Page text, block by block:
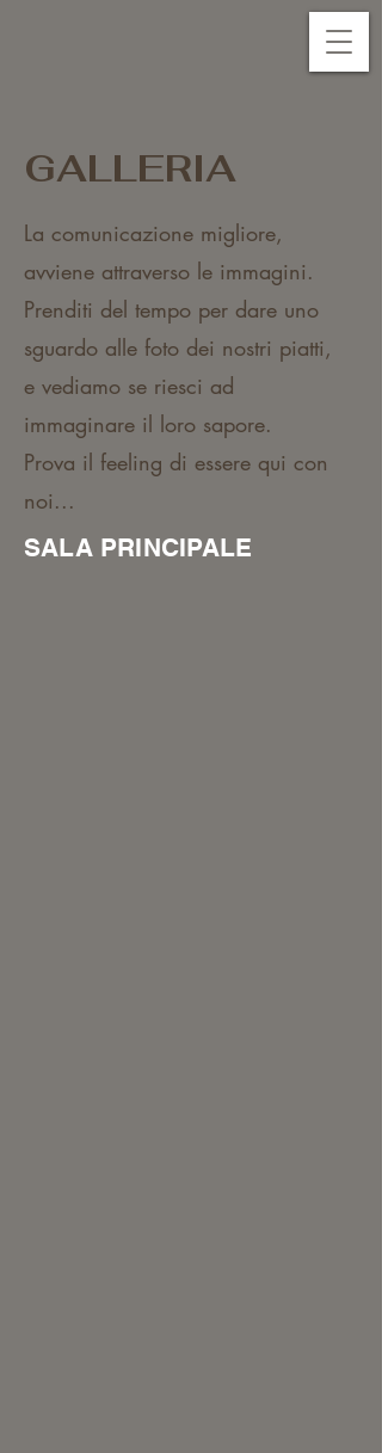
GALLERIA
La comunicazione migliore,
avviene attraverso le immagini.
Prenditi del tempo per dare uno
sguardo alle foto dei nostri piatti,
e vediamo se riesci ad
immaginare il loro sapore.
Prova il feeling di essere qui con
noi...
SALA PRINCIPALE